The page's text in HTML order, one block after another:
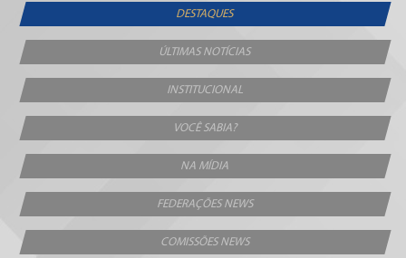
DESTAQUES
ÚLTIMAS NOTÍCIAS
INSTITUCIONAL
VOCÊ SABIA?
NA MÍDIA
FEDERAÇÕES NEWS
COMISSÕES NEWS